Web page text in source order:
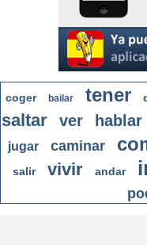
coger bailar tener
saltar
ver hablar
jugar caminar
salir vivir andar